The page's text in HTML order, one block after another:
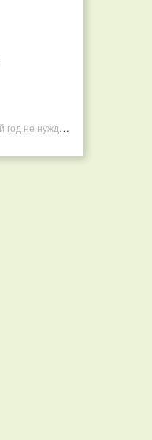
Горжусь тем, что моя семья круглый год не нуждается в покупных витаминах